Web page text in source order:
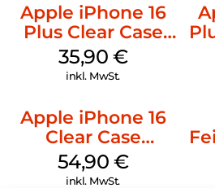
Apple iPhone 16
Plus Clear Case
MagSafe
Transparent
35,90 €
inkl. MwSt.
Apple iPhone 16
Clear Case
MagSafe
Transparent
54,90 €
inkl. MwSt.